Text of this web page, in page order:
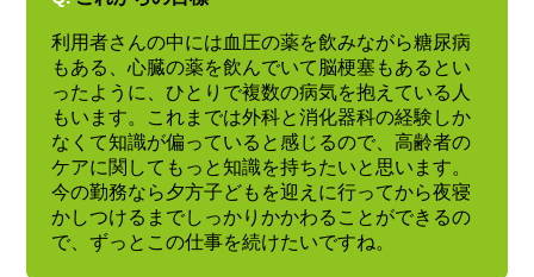
利用者さんの中には血圧の薬を飲みながら糖尿病
もある、心臓の薬を飲んでいて脳梗塞もあるとい
ったように、ひとりで複数の病気を抱えている人
もいます。これまでは外科と消化器科の経験しか
なくて知識が偏っていると感じるので、高齢者の
ケアに関してもっと知識を持ちたいと思います。
今の勤務なら夕方子どもを迎えに行ってから夜寝
かしつけるまでしっかりかかわることができるの
で、ずっとこの仕事を続けたいですね。